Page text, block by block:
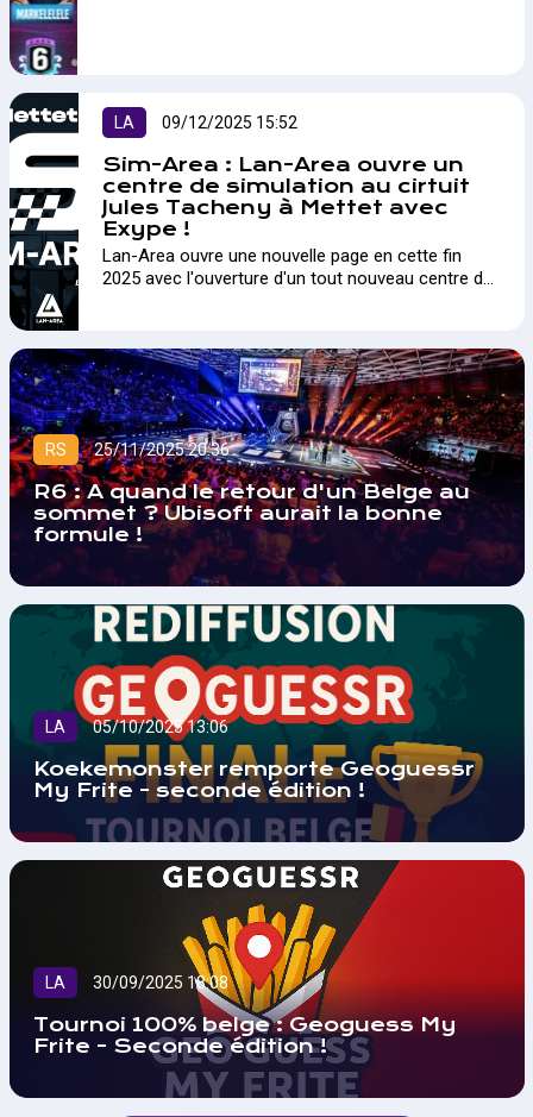
LA 09/12/2025 15:52
Sim-Area : Lan-Area ouvre un
centre de simulation au cirtuit
Jules Tacheny à Mettet avec
Exype !
Lan-Area ouvre une nouvelle page en cette fin
2025 avec l'ouverture d'un tout nouveau centre de
RS 25/11/2025 20:36
R6 : A quand le retour d'un Belge au
sommet ? Ubisoft aurait la bonne
formule !
LA 05/10/2025 13:06
Koekemonster remporte Geoguessr
My Frite - seconde édition !
LA 30/09/2025 18:08
Tournoi 100% belge : Geoguess My
Frite - Seconde édition !